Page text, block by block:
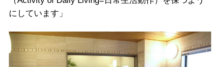
にしています」